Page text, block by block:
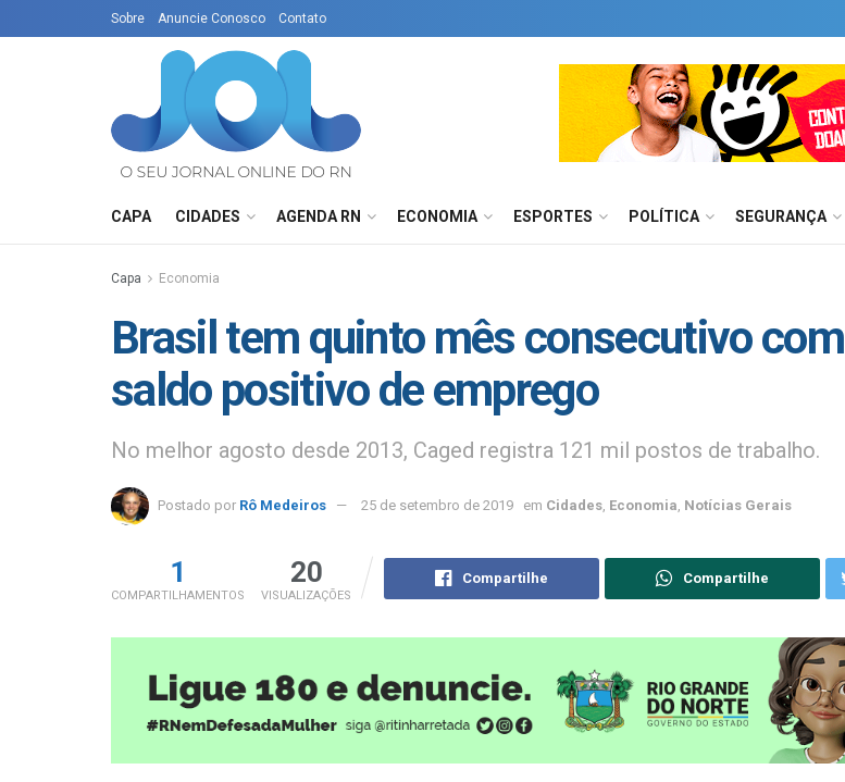
Sobre Anuncie Conosco Contato
CAPA CIDADES AGENDA RN ECONOMIA ESPORTES POLÍTICA SEGURANÇA
Capa Economia
Brasil tem quinto mês consecutivo com
saldo positivo de emprego
No melhor agosto desde 2013, Caged registra 121 mil postos de trabalho.
Postado por Rô Medeiros 25 de setembro de 2019 em Cidades Economia Notícias Gerais
1
COMPARTILHAMENTOS
20
VISUALIZAÇÕES
Compartilhe Compartilhe